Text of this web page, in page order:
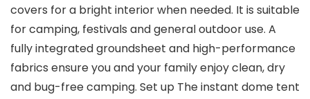
covers for a bright interior when needed. It is suitable
for camping, festivals and general outdoor use. A
fully integrated groundsheet and high-performance
fabrics ensure you and your family enjoy clean, dry
and bug-free camping. Set up The instant dome tent